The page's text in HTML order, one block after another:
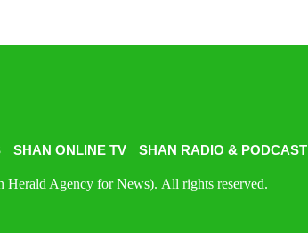
SHAN ONLINE TV SHAN RADIO & PODCAST
Agency for News). All rights reserved.